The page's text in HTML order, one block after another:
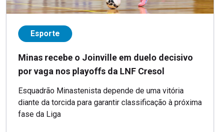
Esporte
Minas recebe o Joinville em duelo decisivo
por vaga nos playoffs da LNF Cresol
Esquadrão Minastenista depende de uma vitória
diante da torcida para garantir classificação à próxima
fase da Liga